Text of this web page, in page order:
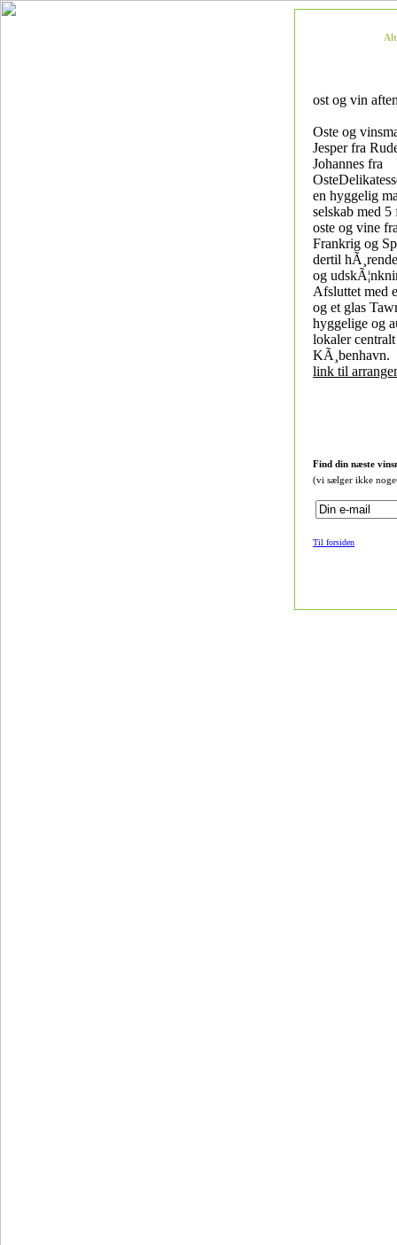
ost og vin
Oste og
Jesper fra
Johannes fra
en hyggelig
selskab med
oste og vine
Frankrig og
dertil
og
Afsluttet med
og et glas
hyggelige og
lokaler
KÃ¸benhavn.
link til
Find din næste
(vi sælger ikke
Til forsiden